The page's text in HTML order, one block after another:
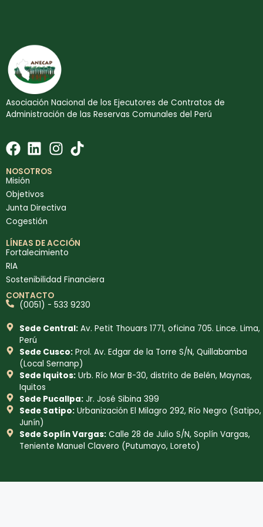
Asociación Nacional de los Ejecutores de Contratos de
Administración de las Reservas Comunales del Perú
NOSOTROS
Misión
Objetivos
Junta Directiva
Cogestión
LÍNEAS DE ACCIÓN
Fortalecimiento
RIA
Sostenibilidad Financiera
CONTACTO
(0051) - 533 9230
Sede Central:Av. Petit Thouars 1771, oficina 705. Lince. Lima,
Perú
Sede Cusco:Prol. Av. Edgar de la Torre S/N, Quillabamba
(Local Sernanp)
Sede Iquitos:Urb. Río Mar B-30, distrito de Belén, Maynas,
Iquitos
Sede Pucallpa:Jr. José Sibina 399
Sede Satipo:Urbanización El Milagro 292, Río Negro (Satipo,
Junín)
Sede Soplín Vargas:Calle 28 de Julio S/N, Soplín Vargas,
Teniente Manuel Clavero (Putumayo, Loreto)